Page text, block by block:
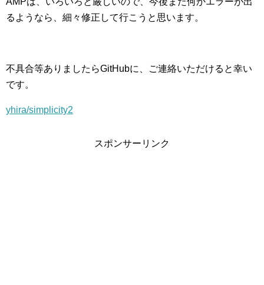
るようなら、細々修正して行こうと思います。
不具合等ありましたらGitHubに、ご連絡いただけると幸い
です。
yhira/simplicity2
スポンサーリンク